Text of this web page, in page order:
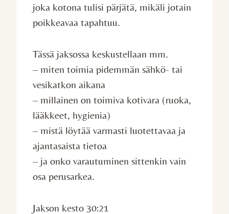
joka kotona tulisi pärjätä, mikäli jotain
poikkeavaa tapahtuu.
Tässä jaksossa keskustellaan mm.
– miten toimia pidemmän sähkö- tai
vesikatkon aikana
– millainen on toimiva kotivara (ruoka,
lääkkeet, hygienia)
– mistä löytää varmasti luotettavaa ja
ajantasaista tietoa
– ja onko varautuminen sittenkin vain
osa perusarkea.
Jakson kesto 30:21